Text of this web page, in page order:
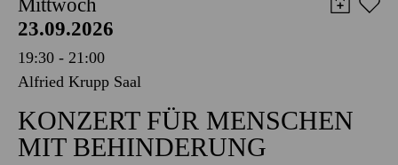
Mittwoch
23.09.2026
19:30 - 21:00
Alfried Krupp Saal
KONZERT FÜR MENSCHEN
MIT BEHINDERUNG